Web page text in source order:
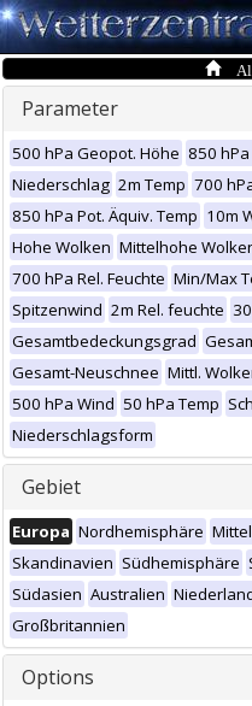
Parameter
500 hPa Geopot. Höhe 850
Niederschlag 2m Temp 700
850 hPa Pot. Äquiv. Temp 10m
Hohe Wolken Mittelhohe
700 hPa Rel. Feuchte Min/Max
Spitzenwind 2m Rel. feuchte
Gesamtbedeckungsgrad
Gesamt-Neuschnee Mittl.
500 hPa Wind 50 hPa Temp
Niederschlagsform
Gebiet
Europa Nordhemisphäre
Skandinavien Südhemisphäre
Südasien Australien
Großbritannien
Options